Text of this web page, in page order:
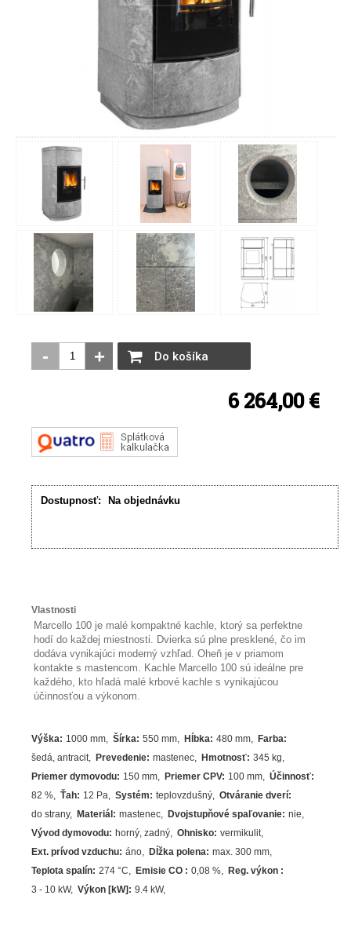
- + Do košíka
6 264,00 €
Dostupnosť: Na objednávku
Vlastnosti
Marcello 100 je malé kompaktné kachle, ktorý sa perfektne
hodí do každej miestnosti. Dvierka sú plne presklené, čo im
dodáva vynikajúci moderný vzhľad. Oheň je v priamom
kontakte s mastencom. Kachle Marcello 100 sú ideálne pre
každého, kto hľadá malé krbové kachle s vynikajúcou
účinnosťou a výkonom.
Výška: 1000 mm Šírka: 550 mm Hĺbka: 480 mm Farba:
šedá,antracit Prevedenie: mastenec Hmotnosť: 345 kg
Priemer dymovodu: 150 mm Priemer CPV: 100 mm Účinnosť:
82% Ťah: 12 Pa Systém: teplovzdušný Otváranie dverí:
do strany
Materiál : mastenec Dvojstupňové spaľovanie: nie
Vývod dymovodu: horný, zadný Ohnisko: vermikulit
Ext. prívod vzduchu: áno Dĺžka polena: max. 300 mm
Teplota spalín: 274°C Emisie CO : 0,08 % Reg. výkon :
3 - 10 kW
Výkon [kW] : 9.4 kW